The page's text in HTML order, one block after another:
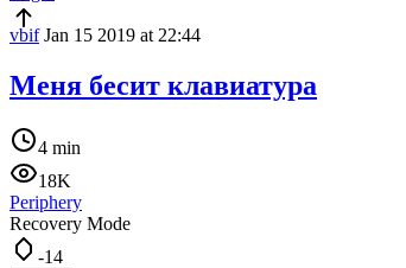
vbifJan 15 2019 at 22:44
Меня бесит клавиатура
4 min
18K
Periphery
Recovery Mode
-14